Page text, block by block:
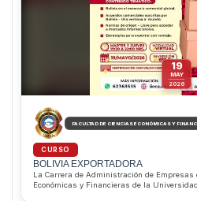
19
MAY
2026
FACULTAD DE CIENCIAS ECONÓMICAS Y
CURSO
BOLIVIA EXPORTADORA
La Carrera de Administración de Empresas
Económicas y Financieras de la